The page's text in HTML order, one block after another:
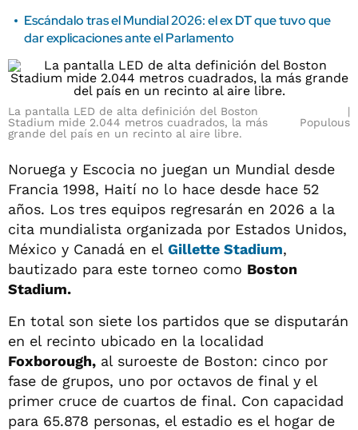
Escándalo tras el Mundial 2026: el ex DT que tuvo que
dar explicaciones ante el Parlamento
La pantalla LED de alta definición del Boston
Stadium mide 2.044 metros cuadrados, la más
grande del país en un recinto al aire libre.
Populous
Noruega y Escocia no juegan un Mundial desde
Francia 1998, Haití no lo hace desde hace 52
años. Los tres equipos regresarán en 2026 a la
cita mundialista organizada por Estados Unidos,
México y Canadá en el Gillette Stadium,
bautizado para este torneo como Boston
Stadium.
En total son siete los partidos que se disputarán
en el recinto ubicado en la localidad
Foxborough, al suroeste de Boston: cinco por
fase de grupos, uno por octavos de final y el
primer cruce de cuartos de final. Con capacidad
para 65.878 personas, el estadio es el hogar de